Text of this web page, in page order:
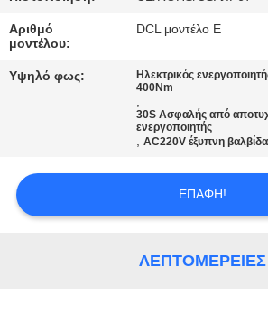
ΜΑΣ
ΕΛΆΤΕ
ΖΗΤΉΣΤΕ
ΑΠΌΣΠΑΣΜΑ
Αριθμό
μοντέλου:
DCL μοντέλο E
Υψηλό φως:
Ηλεκτρικός
400Nm
,
30S Ασφαλής από
ενεργοποιητής
,AC220V έξυπνη
ΕΠΑΦΉ!
ΛΕΠΤΟΜΈΡΕΙΕΣ